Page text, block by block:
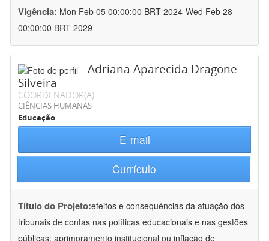
Vigência: Mon Feb 05 00:00:00 BRT 2024-Wed Feb 28
00:00:00 BRT 2029
Adriana Aparecida Dragone
Silveira
COORDENADOR(A)
CIÊNCIAS HUMANAS
Educação
E-mail
Currículo
Título do Projeto:efeitos e consequências da atuação dos
tribunais de contas nas políticas educacionais e nas gestões
públicas: aprimoramento institucional ou inflação de